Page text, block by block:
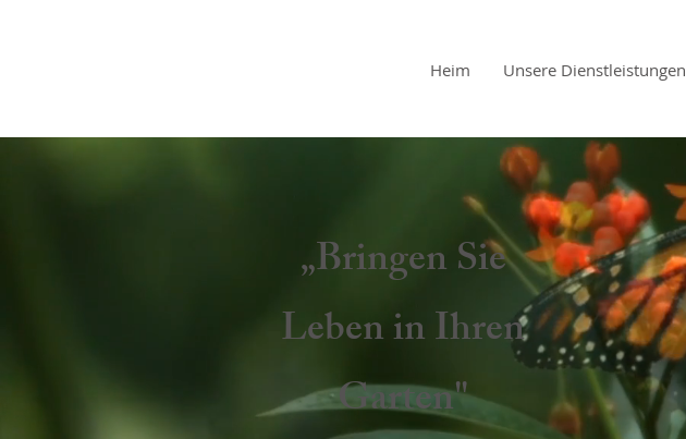
Heim Unsere Dienstleistungen
„Bringen Sie
Leben in Ihren
Garten"